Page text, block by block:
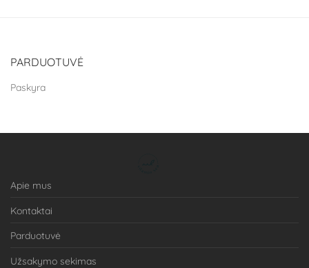
PARDUOTUVĖ
Paskyra
Apie mus
Kontaktai
Parduotuvė
Užsakymo sekimas